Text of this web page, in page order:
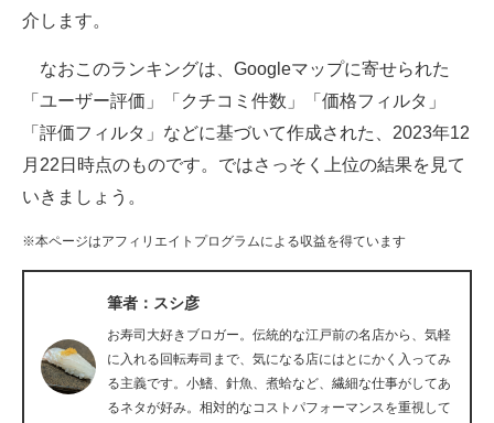
好きが集まる 比べて選べる
ビジネスと働き方のヒント
企業ITのトレンドを詳説
ITエンジニア向け専門サイト
企業向けIT製品の総合サイト
IT製品の技術・比較・事例
介します。
なおこのランキングは、Googleマップに寄せられた
「ユーザー評価」「クチコミ件数」「価格フィルタ」
「評価フィルタ」などに基づいて作成された、2023年12
月22日時点のものです。ではさっそく上位の結果を見て
いきましょう。
※本ページはアフィリエイトプログラムによる収益を得ています
筆者：スシ彦
お寿司大好きブロガー。伝統的な江戸前の名店から、気軽
に入れる回転寿司まで、気になる店にはとにかく入ってみ
る主義です。小鰭、針魚、煮蛤など、繊細な仕事がしてあ
るネタが好み。相対的なコストパフォーマンスを重視して